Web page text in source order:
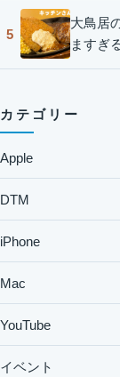
5
大鳥居
ますぎ
カテゴリー
Apple
DTM
iPhone
Mac
YouTube
イベント